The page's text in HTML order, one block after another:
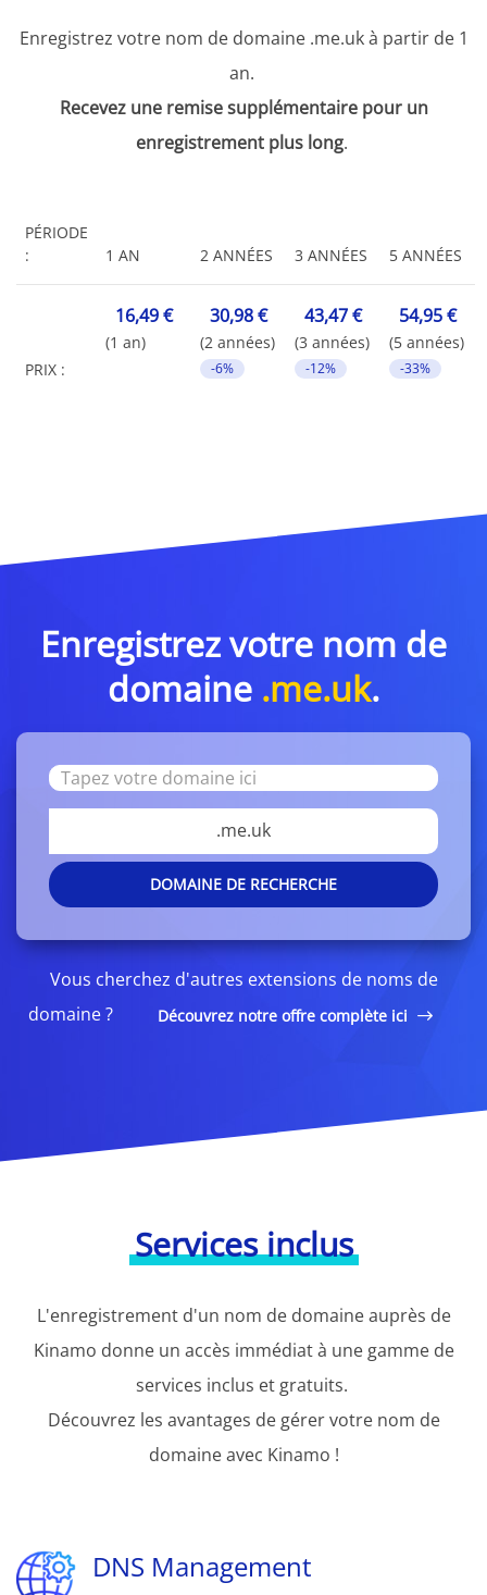
Enregistrez votre nom de domaine .me.uk à partir de 1
an.
Recevez une remise supplémentaire pour un
enregistrement plus long.
PÉRIODE
:
1 AN 2 ANNÉES 3 ANNÉES 5 ANNÉES
PRIX :
16,49 €
(1 an)
30,98 €
(2 années)
-6%
43,47 €
(3 années)
-12%
54,95 €
(5 années)
-33%
Enregistrez votre nom de
domaine .me.uk.
.me.uk
DOMAINE DE RECHERCHE
Vous cherchez d'autres extensions de noms de
domaine ?
Découvrez notre offre complète ici
Services inclus
L'enregistrement d'un nom de domaine auprès de
Kinamo donne un accès immédiat à une gamme de
services inclus et gratuits.
Découvrez les avantages de gérer votre nom de
domaine avec Kinamo !
DNS Management